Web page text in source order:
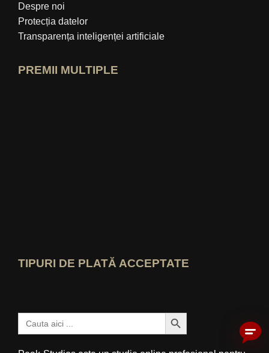
Despre noi
Protecția datelor
Transparența inteligenței artificiale
PREMII MULTIPLE
TIPURI DE PLATĂ ACCEPTATE
Caută: Buton Căutare